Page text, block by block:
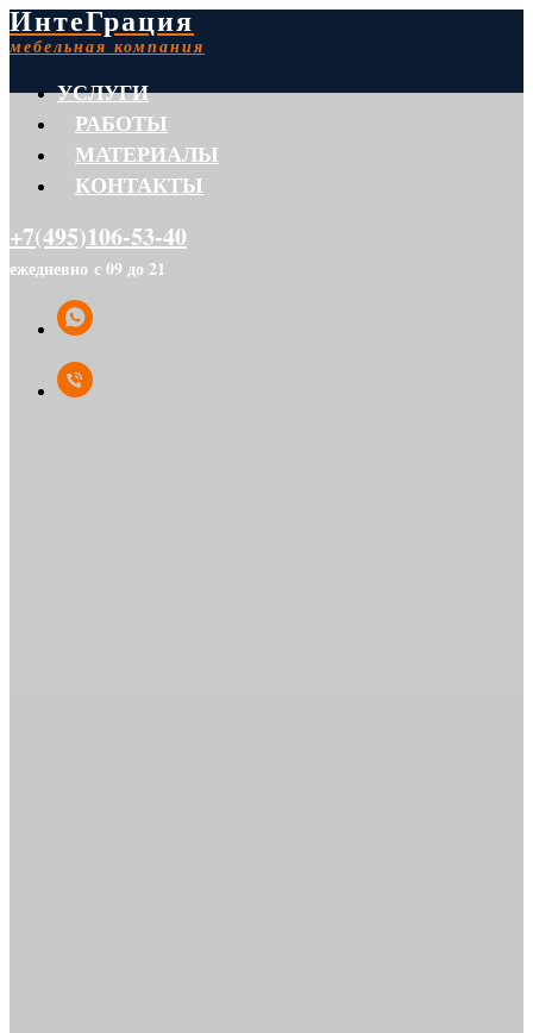
ИнтеГрация
мебельная компания
УСЛУГИ
РАБОТЫ
МАТЕРИАЛЫ
КОНТАКТЫ
+7(495)106-53-40
ежедневно с 09 до 21